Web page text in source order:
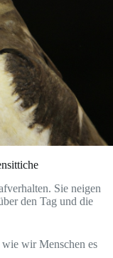
Sie neigen
den Tag und die
wir Menschen es